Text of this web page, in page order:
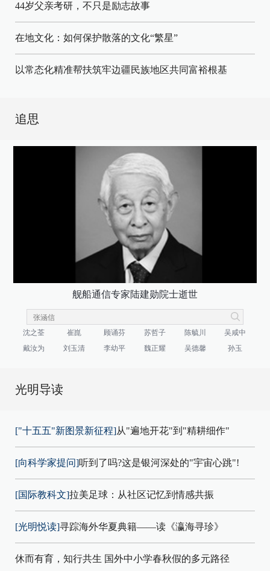
44岁父亲考研，不只是励志故事
在地文化：如何保护散落的文化“繁星”
以常态化精准帮扶筑牢边疆民族地区共同富裕根基
追思
舰船通信专家陆建勋院士逝世
沈之荃 崔崑 顾诵芬 苏哲子 陈毓川
吴咸中
戴汝为
刘玉清 李幼平 魏正耀 吴德馨 孙玉
光明导读
["十五五"新图景新征程]从"遍地开花"到"精耕细作"
[向科学家提问]听到了吗?这是银河深处的"宇宙心跳"!
[国际教科文]拉美足球：从社区记忆到情感共振
[光明悦读]寻踪海外华夏典籍——读《瀛海寻珍》
休而有育，知行共生 国外中小学春秋假的多元路径